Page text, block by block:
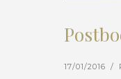
17/01/2016 /